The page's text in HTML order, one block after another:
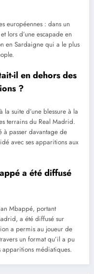
européennes : dans un
lors d’une escapade en
en Sardaigne qui a le plus
il en dehors des
?
la suite d’une blessure à la
terrains du Real Madrid.
à passer davantage de
avec ses apparitions aux
a été diffusé
Mbappé, portant
a été diffusé sur
a permis au joueur de
un format qu’il a pu
apparitions médiatiques.